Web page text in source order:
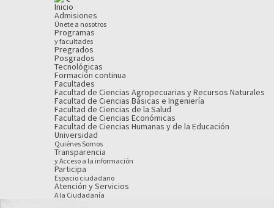
Inicio
Admisiones
Únete a nosotros
Programas
y facultades
Pregrados
Posgrados
Tecnológicas
Formación continua
Facultades
Facultad de Ciencias Agropecuarias y Recursos Naturales
Facultad de Ciencias Básicas e Ingeniería
Facultad de Ciencias de la Salud
Facultad de Ciencias Económicas
Facultad de Ciencias Humanas y de la Educación
Universidad
Quiénes Somos
Transparencia
y Acceso a la información
Participa
Espacio ciudadano
Atención y Servicios
A la Ciudadanía